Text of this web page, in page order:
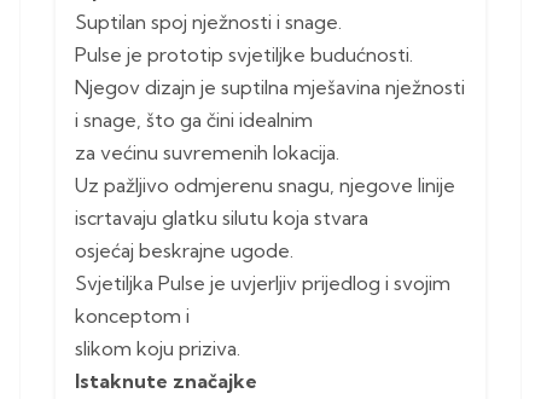
Suptilan spoj nježnosti i snage.
Pulse je prototip svjetiljke budućnosti.
Njegov dizajn je suptilna mješavina nježnosti
i snage, što ga čini idealnim
za većinu suvremenih lokacija.
Uz pažljivo odmjerenu snagu, njegove linije
iscrtavaju glatku silutu koja stvara
osjećaj beskrajne ugode.
Svjetiljka Pulse je uvjerljiv prijedlog i svojim
konceptom i
slikom koju priziva.
Istaknute značajke